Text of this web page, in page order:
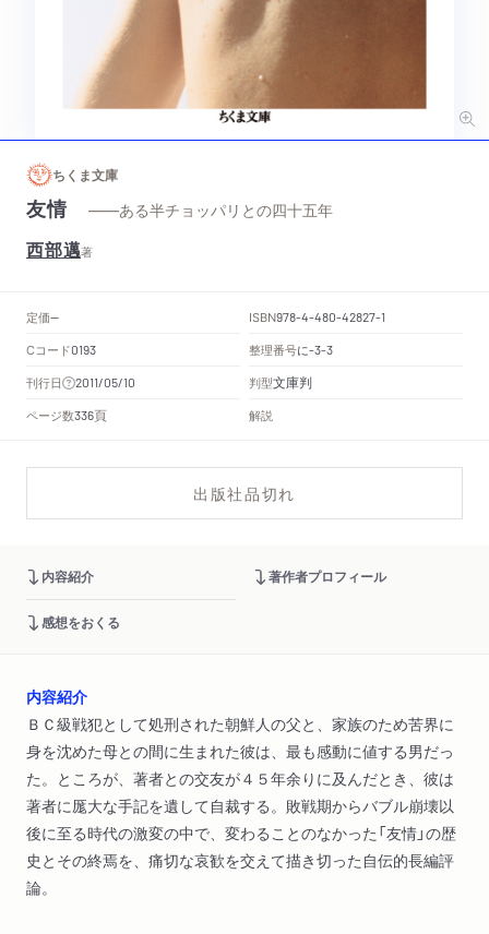
ちくま文庫
友情 ——ある半チョッパリとの四十五年
西部邁著
定価-- ISBN978-4-480-42827-1
Cコード0193 整理番号に-3-3
刊行日 2011/05/10 判型文庫判
ページ数336頁 解説
出版社品切れ
内容紹介 著作者プロフィール
感想をおくる
内容紹介
ＢＣ級戦犯として処刑された朝鮮人の父と、家族のため苦界に
身を沈めた母との間に生まれた彼は、最も感動に値する男だっ
た。ところが、著者との交友が４５年余りに及んだとき、彼は
著者に厖大な手記を遺して自裁する。敗戦期からバブル崩壊以
後に至る時代の激変の中で、変わることのなかった「友情」の歴
史とその終焉を、痛切な哀歓を交えて描き切った自伝的長編評
論。